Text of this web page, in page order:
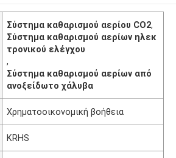
Σύστημα καθαρισμού αερίου CO2,
Σύστημα καθαρισμού αερίων ηλεκ
τρονικού ελέγχου
,
Σύστημα καθαρισμού αερίων από
ανοξείδωτο χάλυβα
Χρηματοοικονομική βοήθεια
KRHS